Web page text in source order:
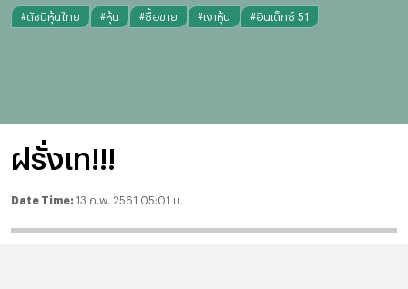
#ดัชนีหุ้นไทย #หุ้น #ซื้อขาย #เงาหุ้น #อินเด็กซ์ 51
ฝรั่งเท!!!
Date Time: 13 ก.พ. 2561 05:01 น.